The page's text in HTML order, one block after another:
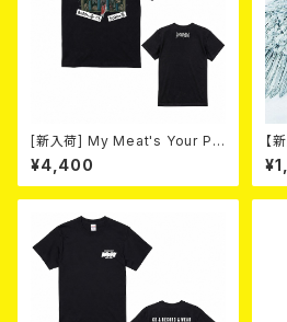
[新入荷] My Meat's Your Po
ison -あんたにゃ毒でもオイラ
にゃ薬- / BLACK T-shirt (S
～XL)
¥4,400
【
O